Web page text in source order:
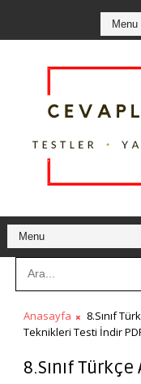
Anasayfa 8.Sınıf
Teknikleri Testi İndir
8.Sınıf